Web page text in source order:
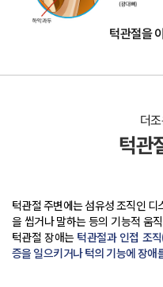
치
치과소개
턱관절을
더
턱관
턱관절 주변에는 섬유성 조직인
을 씹거나 말하는 등의 기능적 움
턱관절 장애는 턱관절과 인접 조
증을 일으키거나 턱의 기능에 장애